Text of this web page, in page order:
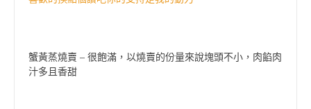
蟹黃蒸燒賣 – 很飽滿，以燒賣的份量來說塊頭不小，肉餡肉
汁多且香甜